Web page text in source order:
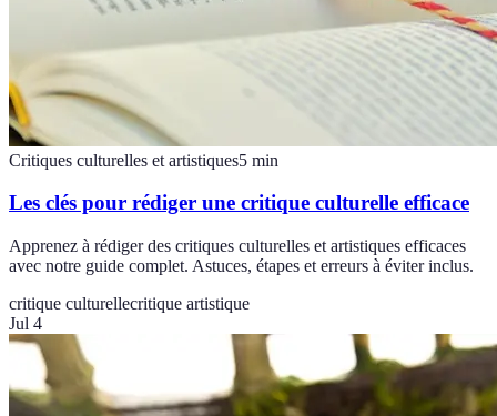
Critiques culturelles et artistiques5 min
Les clés pour rédiger une critique culturelle efficace
Apprenez à rédiger des critiques culturelles et artistiques efficaces
avec notre guide complet. Astuces, étapes et erreurs à éviter inclus.
critique culturellecritique artistique
Jul 4